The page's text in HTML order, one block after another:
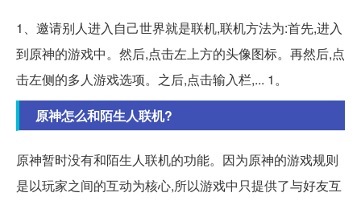
1、邀请别人进入自己世界就是联机,联机方法为:首先,进入
到原神的游戏中。然后,点击左上方的头像图标。再然后,点
击左侧的多人游戏选项。之后,点击输入栏,... 1。
原神怎么和陌生人联机?
原神暂时没有和陌生人联机的功能。因为原神的游戏规则
是以玩家之间的互动为核心,所以游戏中只提供了与好友互